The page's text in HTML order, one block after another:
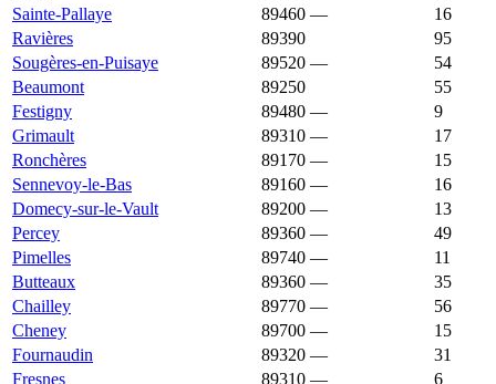
Sainte-Pallaye
89460 —
16
Ravières
89390
95
Sougères-en-Puisaye
89520 —
54
Beaumont
89250
55
Festigny
89480 —
9
Grimault
89310 —
17
Ronchères
89170 —
15
Sennevoy-le-Bas
89160 —
16
Domecy-sur-le-Vault
89200 —
13
Percey
89360 —
49
Pimelles
89740 —
11
Butteaux
89360 —
35
Chailley
89770 —
56
Cheney
89700 —
15
Fournaudin
89320 —
31
Fresnes
89310 —
6